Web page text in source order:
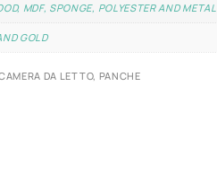
MDF, SPONGE, POLYESTER AND METAL
GOLD
DA LETTO, PANCHE